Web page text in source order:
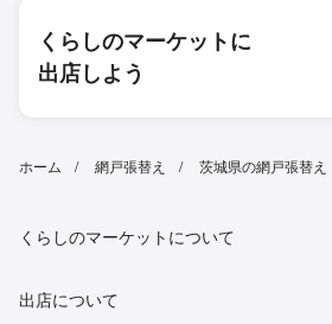
くらしのマーケットに
出店しよう
ホーム 網戸張替え 茨城県の網戸張替え
くらしのマーケットについて
出店について